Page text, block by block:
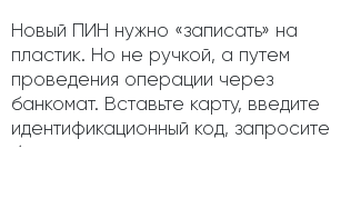
Новый ПИН нужно «записать» на
пластик. Но не ручкой, а путем
проведения операции через
банкомат. Вставьте карту, введите
идентификационный код, запросите
баланс на счете.